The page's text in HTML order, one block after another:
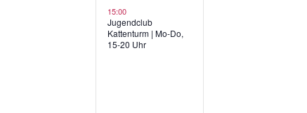
15:00
Jugendclub
Kattenturm | Mo-Do,
15-20 Uhr